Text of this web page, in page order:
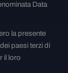
Data
la presente
paesi terzi di
il loro